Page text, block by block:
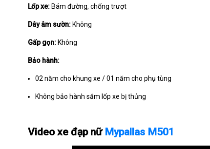
Lốp xe: Bám đường, chống trượt
Dây âm sườn: Không
Gấp gọn: Không
Bảo hành:
02 năm cho khung xe / 01 năm cho phụ tùng
Không bảo hành săm lốp xe bị thủng
Video xe đạp nữ Mypallas M501